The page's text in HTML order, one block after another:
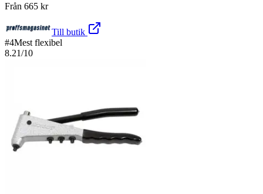
Från 665 kr
Till butik
#4Mest flexibel
8.21/10